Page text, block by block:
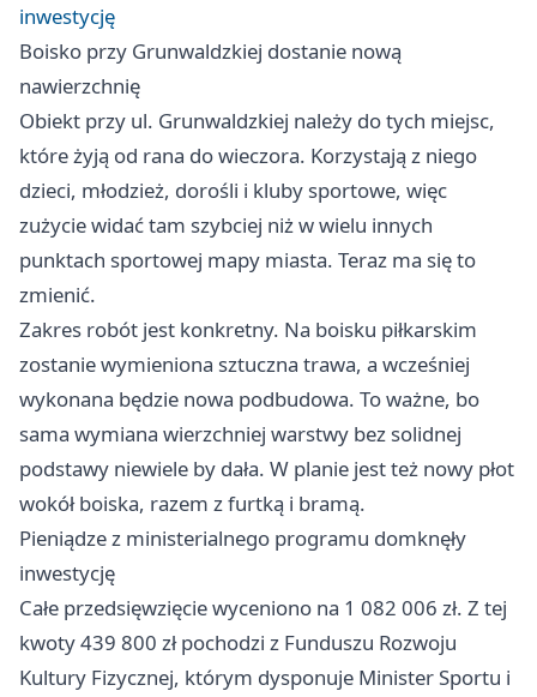
inwestycję
Boisko przy Grunwaldzkiej dostanie nową
nawierzchnię
Obiekt przy ul. Grunwaldzkiej należy do tych miejsc,
które żyją od rana do wieczora. Korzystają z niego
dzieci, młodzież, dorośli i kluby sportowe, więc
zużycie widać tam szybciej niż w wielu innych
punktach sportowej mapy miasta. Teraz ma się to
zmienić.
Zakres robót jest konkretny. Na boisku piłkarskim
zostanie wymieniona sztuczna trawa, a wcześniej
wykonana będzie nowa podbudowa. To ważne, bo
sama wymiana wierzchniej warstwy bez solidnej
podstawy niewiele by dała. W planie jest też nowy płot
wokół boiska, razem z furtką i bramą.
Pieniądze z ministerialnego programu domknęły
inwestycję
Całe przedsięwzięcie wyceniono na 1 082 006 zł. Z tej
kwoty 439 800 zł pochodzi z Funduszu Rozwoju
Kultury Fizycznej, którym dysponuje Minister Sportu i